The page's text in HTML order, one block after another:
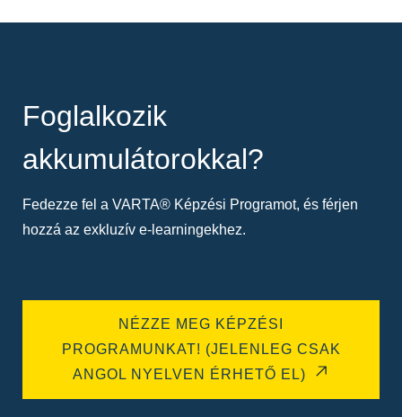
Foglalkozik
akkumulátorokkal?
Fedezze fel a VARTA® Képzési Programot, és férjen
hozzá az exkluzív e-learningekhez.
NÉZZE MEG KÉPZÉSI
PROGRAMUNKAT! (JELENLEG CSAK
ANGOL NYELVEN ÉRHETŐ EL)